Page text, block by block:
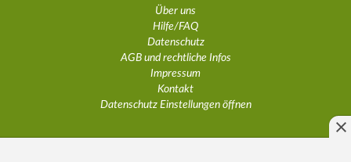
Über uns
Hilfe/FAQ
Datenschutz
AGB und rechtliche Infos
Impressum
Kontakt
Datenschutz Einstellungen öffnen